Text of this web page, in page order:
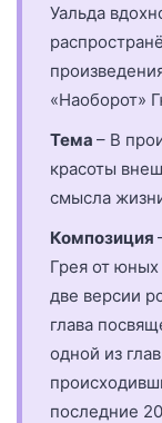
Уальда
«Наоборот»
Тема – В
красоты
смысла
Композиция
Грея от
две версии
глава
одной из
последние